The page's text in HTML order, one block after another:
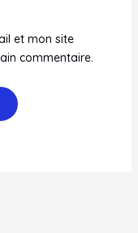
et mon site
commentaire.